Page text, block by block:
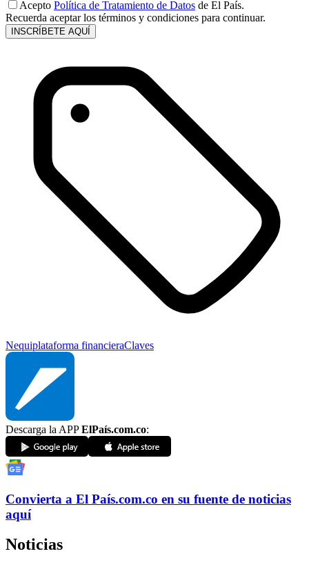
Acepto Política de Tratamiento de Datos de El País.
Recuerda aceptar los términos y condiciones para continuar.
INSCRÍBETE AQUÍ
Nequiplataforma financieraClaves
Descarga la APPElPaís.com.co:
Convierta a El País.com.co en su fuente de noticias
aquí
Noticias